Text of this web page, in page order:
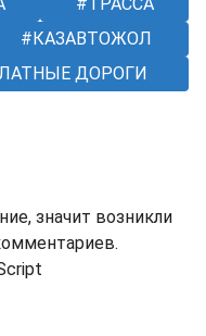
ТРАССА
КАЗАВТОЖОЛ
ДОРОГИ
значит возникли